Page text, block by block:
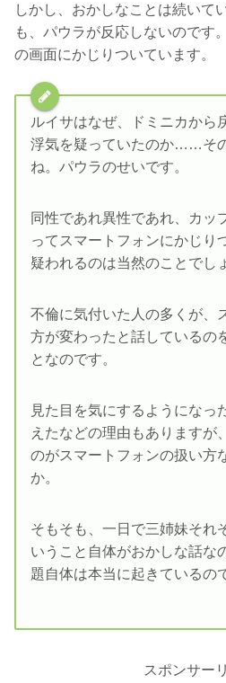
しかし、おかしなことは続いて
も、パウラが反応しないのです
の画面にかじりついています。
ルイサはなぜ、ドミニカから
浮気を疑っていたのか……そ
ね。パウラのせいです。
同性であれ異性であれ、カッ
ってスマートフォンにかじり
疑われるのは当然のことでし
不倫に気付いた人の多くが、
方が変わったと話しているの
となのです。
見た目を気にするようになっ
えたなどの理由もありますが
のがスマートフォンの扱い方
か。
そもそも、一日で三姉妹それ
いうこと自体がおかしな話
題自体は本当に起きているの
スポンサー